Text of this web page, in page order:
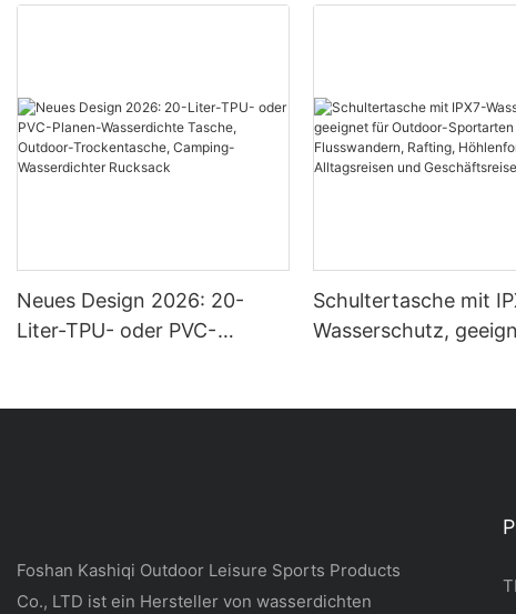
Neues Design 2026: 20-
Liter-TPU- oder PVC-
Schultertasche mit
Wasserschutz,
Foshan Kashiqi Outdoor Leisure Sports Products
Co., LTD ist ein Hersteller von wasserdichten